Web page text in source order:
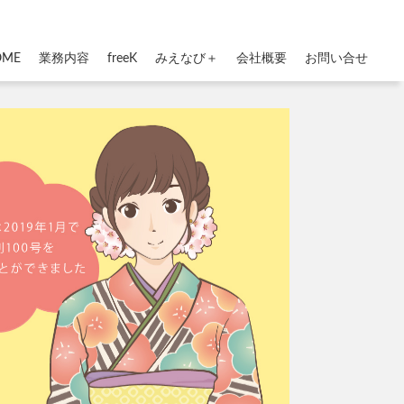
業務内容 freeK みえなび＋ 会社概要 お問い合せ